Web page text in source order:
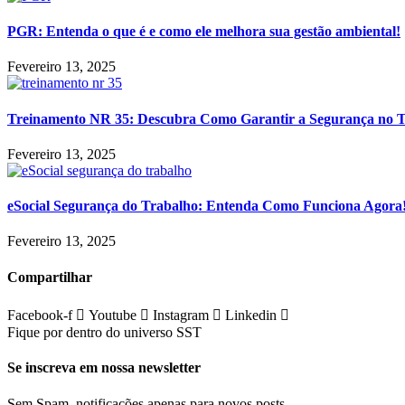
PGR: Entenda o que é e como ele melhora sua gestão ambiental!
Fevereiro 13, 2025
Treinamento NR 35: Descubra Como Garantir a Segurança no
Fevereiro 13, 2025
eSocial Segurança do Trabalho: Entenda Como Funciona Agora!
Fevereiro 13, 2025
Compartilhar
Facebook-f Youtube Instagram
Linkedin
Fique por dentro do universo SST
Se inscreva em nossa newsletter